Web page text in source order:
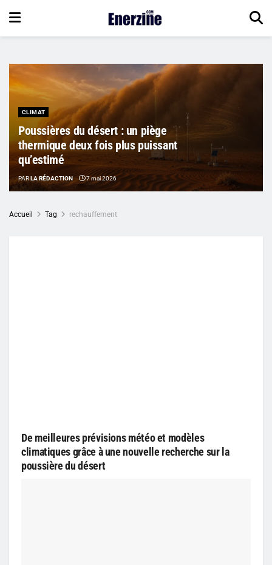
CLIMAT
Poussières du désert : un piège
thermique deux fois plus puissant
qu’estimé
PARLA RÉDACTION 7 mai 2026
Accueil Tag rechauffement
De meilleures prévisions météo et modèles
climatiques grâce à une nouvelle recherche sur la
poussière du désert